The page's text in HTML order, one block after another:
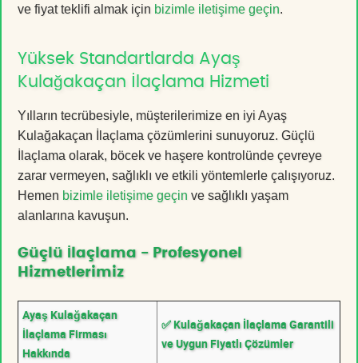
ve fiyat teklifi almak için bizimle iletişime geçin.
Yüksek Standartlarda Ayaş
Kulağakaçan İlaçlama Hizmeti
Yılların tecrübesiyle, müşterilerimize en iyi Ayaş
Kulağakaçan İlaçlama çözümlerini sunuyoruz. Güçlü
İlaçlama olarak, böcek ve haşere kontrolünde çevreye
zarar vermeyen, sağlıklı ve etkili yöntemlerle çalışıyoruz.
Hemen bizimle iletişime geçin ve sağlıklı yaşam
alanlarına kavuşun.
Güçlü İlaçlama - Profesyonel
Hizmetlerimiz
Ayaş Kulağakaçan
İlaçlama Firması
Hakkında
✅ Kulağakaçan İlaçlama Garantili
ve Uygun Fiyatlı Çözümler